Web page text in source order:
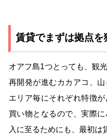
賃貸でまずは拠点を
オアフ島1つとっても、観
再開発が進むカカアコ、山
エリア毎にそれぞれ特徴
買い物となるので、実際
入に至るためにも、最初は